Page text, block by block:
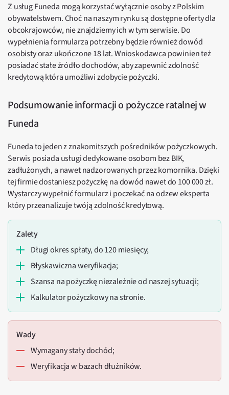
Z usług Funeda mogą korzystać wyłącznie osoby z Polskim
obywatelstwem. Choć na naszym rynku są dostępne oferty dla
obcokrajowców, nie znajdziemy ich w tym serwisie. Do
wypełnienia formularza potrzebny będzie również dowód
osobisty oraz ukończone 18 lat. Wnioskodawca powinien też
posiadać stałe źródło dochodów, aby zapewnić zdolność
kredytową która umożliwi zdobycie pożyczki.
Podsumowanie informacji o pożyczce ratalnej w
Funeda
Funeda to jeden z znakomitszych pośredników pożyczkowych.
Serwis posiada usługi dedykowane osobom bez BIK,
zadłużonych, a nawet nadzorowanych przez komornika. Dzięki
tej firmie dostaniesz pożyczkę na dowód nawet do 100 000 zł.
Wystarczy wypełnić formularz i poczekać na odzew eksperta
który przeanalizuje twóją zdolność kredytową.
Zalety
Długi okres spłaty, do 120 miesięcy;
Błyskawiczna weryfikacja;
Szansa na pożyczkę niezależnie od naszej sytuacji;
Kalkulator pożyczkowy na stronie.
Wady
Wymagany stały dochód;
Weryfikacja w bazach dłużników.